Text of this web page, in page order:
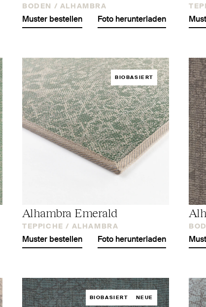
BODEN / ALHAMBRA
Muster bestellen Foto herunterladen
BIOBASIERT
Alhambra Emerald
TEPPICHE / ALHAMBRA
Muster bestellen Foto herunterladen
BIOBASIERT NEUE